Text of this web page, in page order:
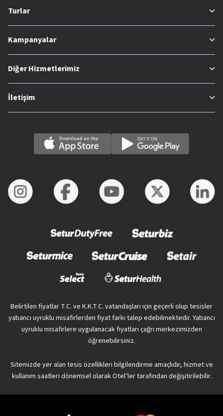
Turlar
Kampanyalar
Diğer Hizmetlerimiz
İletişim
Belirtilen fiyatlar T.C. ve K.K.T.C. vatandaşları için geçerli olup tesisler
yabancı uyruklu misafirlerden fiyat farkı talep edebilmektedir. Yabancı
uyruklu misafirlere uygulanacak fiyatları çağrı merkezimizden
öğrenebilirsiniz.
Sitemizde yer alan tesis özellikleri bilgilendirme amaçlıdır, hizmet ve
kullanım saatleri dönemsel olarak Otel’ler tarafından değişitirilebilir.